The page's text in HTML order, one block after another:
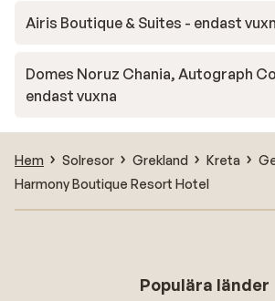
Airis Boutique & Suites - endast
Domes Noruz Chania, Autograph
endast vuxna
Hem Solresor Grekland Kreta
Harmony Boutique Resort Hotel
Populära länder